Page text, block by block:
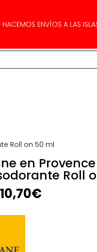
ENVÍOS A LAS
Roll on 50 ml
en
Roll
El
precio
10,70€El